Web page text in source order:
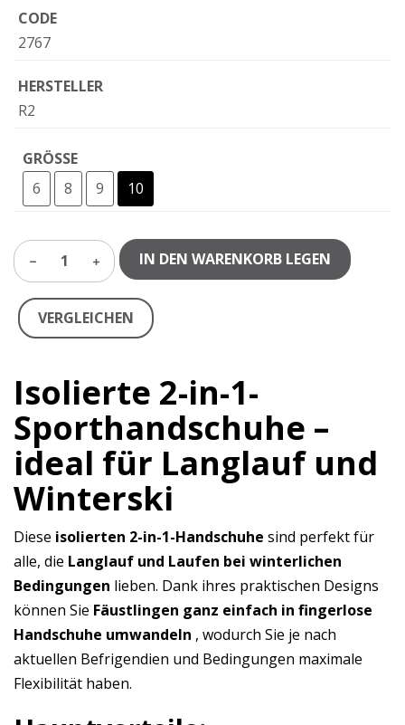
CODE
2767
HERSTELLER
R2
GRÖSSE
6
8 9 10
1 IN DEN WARENKORB LEGEN
VERGLEICHEN
Isolierte 2-in-1-
Sporthandschuhe –
ideal für Langlauf und
Winterski
Diese isolierten 2-in-1-Handschuhe sind perfekt für
alle, die Langlauf und Laufen bei winterlichen
Bedingungen lieben. Dank ihres praktischen Designs
können Sie Fäustlingen ganz einfach in fingerlose
Handschuhe umwandeln , wodurch Sie je nach
aktuellen Befrigendien und Bedingungen maximale
Flexibilität haben.